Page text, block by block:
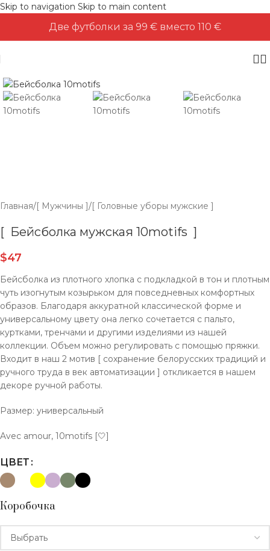
Skip to navigation Skip to main content
Две футболки за 99 € вместо 110 €
Главная/[ Мужчины ]/[ Головные уборы мужские ]
[ Бейсболка мужская 10motifs ]
$47
Бейсболка из плотного хлопка с подкладкой в тон и плотным
чуть изогнутым козырьком для повседневных комфортных
образов. Благодаря аккуратной классической форме и
универсальному цвету она легко сочетается с пальто,
куртками, тренчами и другими изделиями из нашей
коллекции. Объем можно регулировать с помощью пряжки.
Входит в наш 2 мотив [ сохранение белорусских традиций и
ручного труда в век автоматизации ] откликается в нашем
декоре ручной работы.
Размер: универсальный
Avec amour, 10motifs [🤍]
ЦВЕТ
Коробочка